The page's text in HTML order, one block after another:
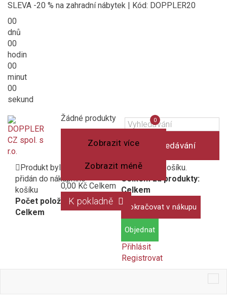
SLEVA -20 % na zahradní nábytek | Kód: DOPPLER20
00
dnů
00
hodin
00
minut
00
sekund
Vyhledávání
Košík
(prázdný)
Žádné produkty
Zobrazit více
Zobrazit méně
0,00 Kč Celkem
K pokladně
Produkt byl úspěšně
přidán do nákupního
košíku
Počet položek:
Celkem
1 produkt v košíku.
Celkem za produkty:
Celkem
Pokračovat v nákupu
Objednat
Přihlásit
Registrovat
Porovnání
produktů
0